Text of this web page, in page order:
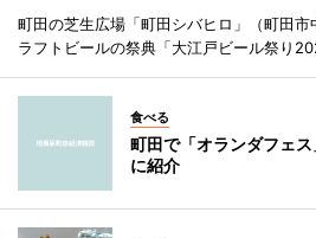
町田の芝生広場「町田シバヒロ」（町田市
ラフトビールの祭典「大江戸ビール祭り
食べる
町田で「オランダフェ
に紹介